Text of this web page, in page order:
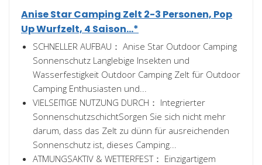
Anise Star Camping Zelt 2-3 Personen, Pop
Up Wurfzelt, 4 Saison...*
SCHNELLER AUFBAU： Anise Star Outdoor Camping
Sonnenschutz Langlebige Insekten und
Wasserfestigkeit Outdoor Camping Zelt für Outdoor
Camping Enthusiasten und...
VIELSEITIGE NUTZUNG DURCH： Integrierter
SonnenschutzschichtSorgen Sie sich nicht mehr
darum, dass das Zelt zu dünn für ausreichenden
Sonnenschutz ist, dieses Camping...
ATMUNGSAKTIV & WETTERFEST： Einzigartigem